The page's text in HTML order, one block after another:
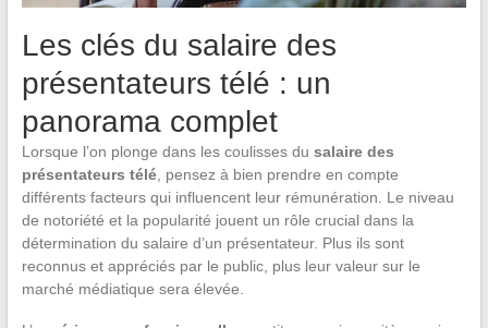
Les clés du salaire des
présentateurs télé : un
panorama complet
Lorsque l’on plonge dans les coulisses du salaire des
présentateurs télé, pensez à bien prendre en compte
différents facteurs qui influencent leur rémunération. Le niveau
de notoriété et la popularité jouent un rôle crucial dans la
détermination du salaire d’un présentateur. Plus ils sont
reconnus et appréciés par le public, plus leur valeur sur le
marché médiatique sera élevée.